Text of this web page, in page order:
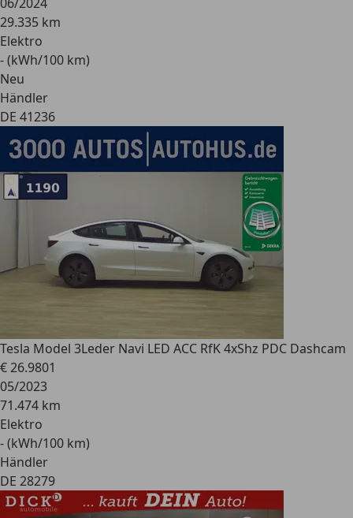
29.335 km
Elektro
- (kWh/100 km)
Neu
Händler
DE 41236
Tesla Model 3Leder Navi LED ACC RfK 4xShz PDC Dashcam
€ 26.9801
05/2023
71.474 km
Elektro
- (kWh/100 km)
Händler
DE 28279